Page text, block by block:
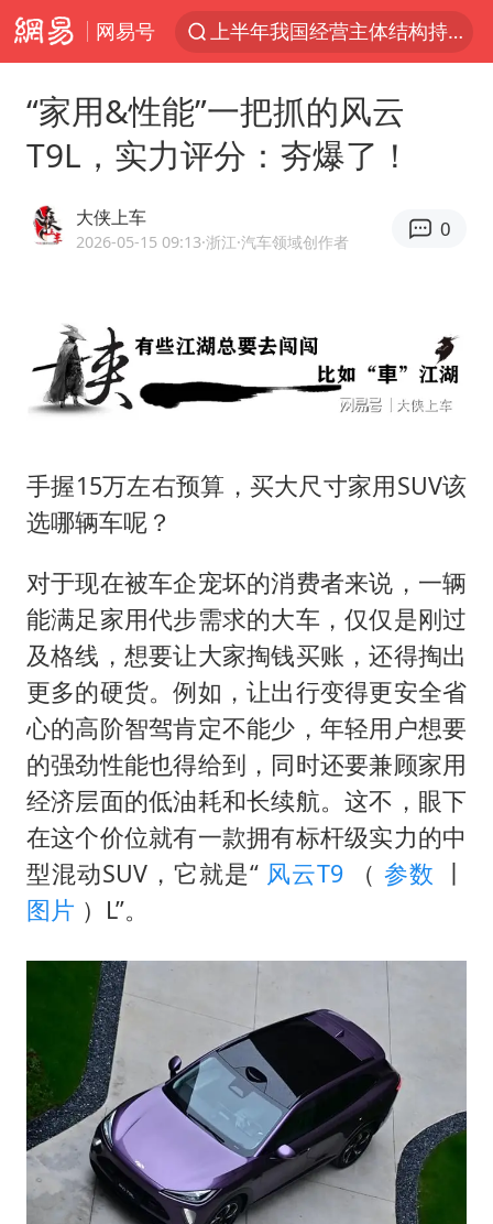
网易号
上半年我国经营主体结构持续优化
国足U17与阿森纳决赛取消 并列冠军
2025年小学教师减少13.19万
王艺迪无缘横滨赛决赛
上海大部迎大暴雨
蒯曼挺进WTT横滨冠军赛女单四强
以军士兵把枪口对准中国记者
笔试第一被劝弃考涉事副校长被撤职
白海豚5次眼壁置换
构建更高水平的全民健身公共服务体系
“家用&性能”一把抓的风云
T9L，实力评分：夯爆了！
大侠上车
2026-05-15 09:13·浙江·汽车领域创作者
0
手握15万左右预算，买大尺寸家用SUV该
选哪辆车呢？
对于现在被车企宠坏的消费者来说，一辆
能满足家用代步需求的大车，仅仅是刚过
及格线，想要让大家掏钱买账，还得掏出
更多的硬货。例如，让出行变得更安全省
心的高阶智驾肯定不能少，年轻用户想要
的强劲性能也得给到，同时还要兼顾家用
经济层面的低油耗和长续航。这不，眼下
在这个价位就有一款拥有标杆级实力的中
型混动SUV，它就是“ 风云T9 （ 参数
丨
图片 ）L”。